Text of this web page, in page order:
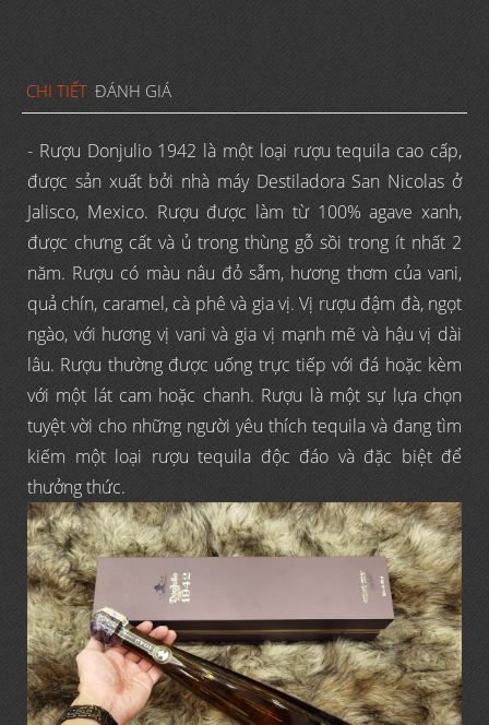
CHI TIẾT ĐÁNH GIÁ
- Rượu Donjulio 1942 là một loại rượu tequila cao cấp,
được sản xuất bởi nhà máy Destiladora San Nicolas ở
Jalisco, Mexico. Rượu được làm từ 100% agave xanh,
được chưng cất và ủ trong thùng gỗ sồi trong ít nhất 2
năm. Rượu có màu nâu đỏ sẫm, hương thơm của vani,
quả chín, caramel, cà phê và gia vị. Vị rượu đậm đà, ngọt
ngào, với hương vị vani và gia vị mạnh mẽ và hậu vị dài
lâu. Rượu thường được uống trực tiếp với đá hoặc kèm
với một lát cam hoặc chanh. Rượu là một sự lựa chọn
tuyệt vời cho những người yêu thích tequila và đang tìm
kiếm một loại rượu tequila độc đáo và đặc biệt để
thưởng thức.